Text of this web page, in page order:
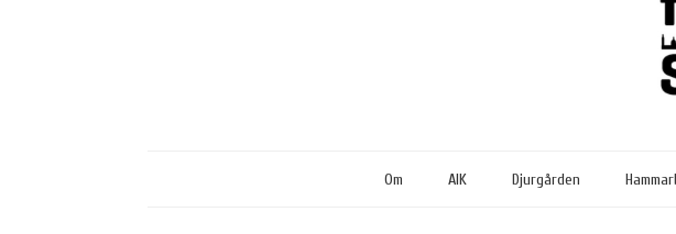
Om AIK Djurgården